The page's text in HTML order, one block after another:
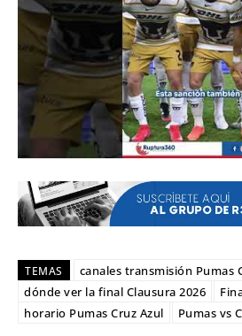
TEMAS
canales transmisión Pumas
dónde ver la final Clausura 2026
horario Pumas Cruz Azul
Pumas vs